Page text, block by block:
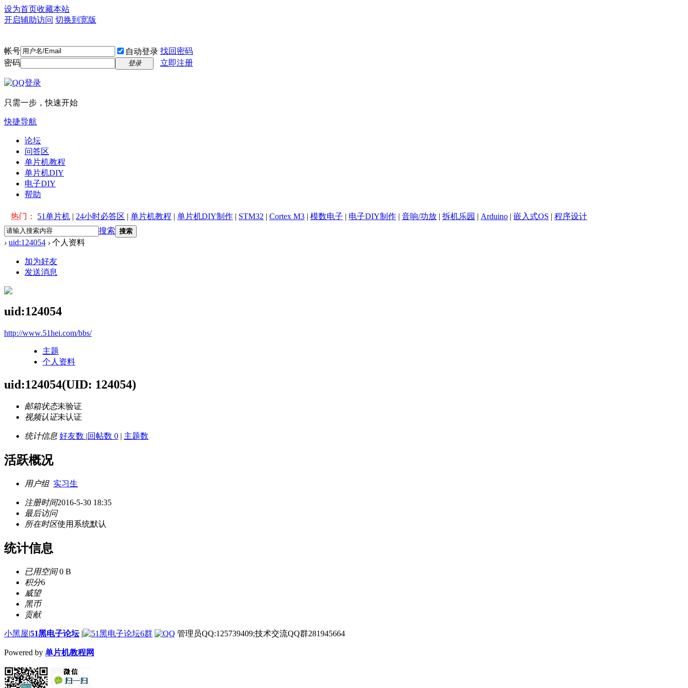
设为首页收藏本站
开启辅助访问 切换到宽版
帐号 自动登录 找回密码
密码
登录 立即注册
只需一步，快速开始
快捷导航
论坛
问答区
单片机教程
单片机DIY
电子DIY
帮助
热门： 51单片机 | 24小时必答区 | 单片机教程 | 单片机DIY制作 | STM32 | Cortex M3 | 模数电子 | 电子DIY制作 | 音响/功放 | 拆机乐园 | Arduino | 嵌入式OS | 程序设计
搜索 搜索
› uid:124054 › 个人资料
加为好友
发送消息
uid:124054
http://www.51hei.com/bbs/
主题
个人资料
uid:124054(UID: 124054)
邮箱状态未验证
视频认证未认证
统计信息 好友数 |回帖数 0 | 主题数
活跃概况
用户组 实习生
注册时间2016-5-30 18:35
最后访问
所在时区使用系统默认
统计信息
已用空间0 B
积分6
威望
黑币
贡献
小黑屋|51黑电子论坛 | 管理员QQ:125739409;技术交流QQ群281945664
Powered by 单片机教程网